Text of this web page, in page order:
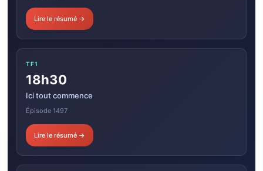
Lire le résumé →
TF1
18h30
Ici tout commence
Épisode 1497
Lire le résumé →